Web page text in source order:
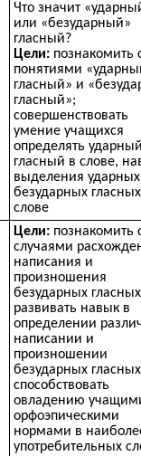
Что значит
или «безударный»
гласный?
Цели: познакомить
понятиями
гласный» и
гласный»;
совершенствовать
умение учащихся
определять
гласный в слове,
выделения
безударных
слове
Цели: познакомить
случаями
написания и
произношения
безударных
развивать навык в
определении
написании и
произношении
безударных
способствовать
овладению
орфоэпическими
нормами в
употребительных